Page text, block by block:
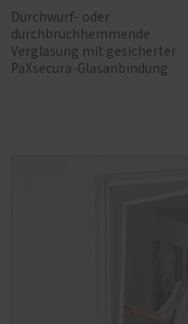
Durchwurf- oder
durchbruchhemmende
Verglasung mit gesicherter
PaXsecura-Glasanbindung